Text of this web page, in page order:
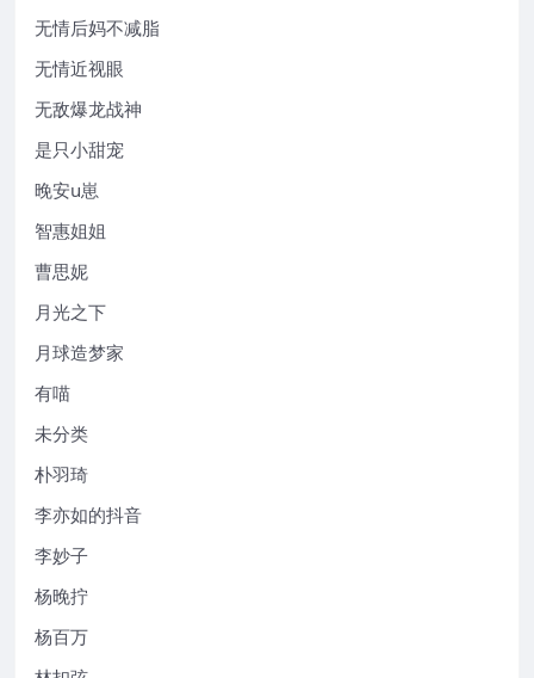
无情后妈不减脂
无情近视眼
无敌爆龙战神
是只小甜宠
晚安u崽
智惠姐姐
曹思妮
月光之下
月球造梦家
有喵
未分类
朴羽琦
李亦如的抖音
李妙子
杨晚拧
杨百万